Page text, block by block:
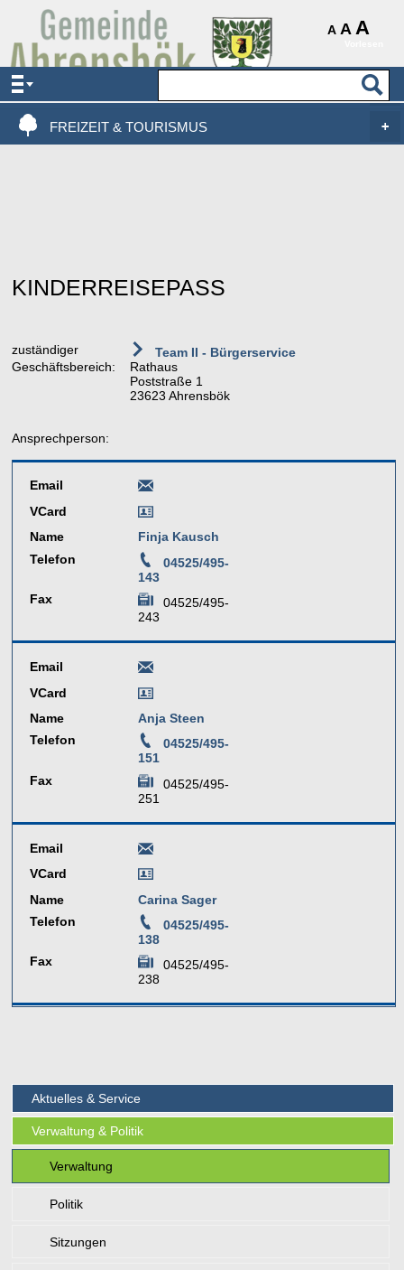
A A A
AKTUELLES & SERVICE
VERWALTUNG & POLITIK
FREIZEIT & TOURISMUS
KINDERREISEPASS
zuständiger
Geschäftsbereich:
Team II - Bürgerservice
Rathaus
Poststraße 1
23623 Ahrensbök
Ansprechperson:
Email
VCard
Name
Finja Kausch
Telefon
04525/495-
143
Fax
04525/495-
243
Email
VCard
Name
Anja Steen
Telefon
04525/495-
151
Fax
04525/495-
251
Email
VCard
Name
Carina Sager
Telefon
04525/495-
138
Fax
04525/495-
238
Aktuelles & Service
Verwaltung & Politik
Verwaltung
Politik
Sitzungen